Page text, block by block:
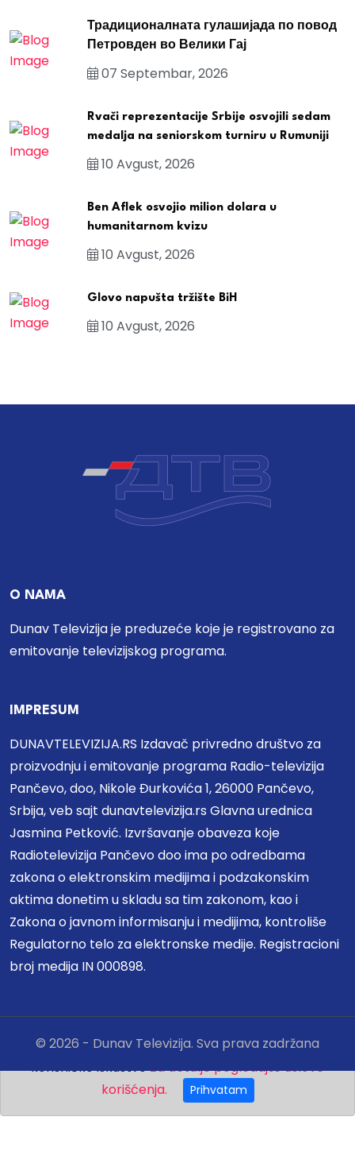
Традиционалната гулашијада по повод
Петровден во Велики Гај
07 Septembar, 2026
Rvači reprezentacije Srbije osvojili sedam
medalja na seniorskom turniru u Rumuniji
10 Avgust, 2026
Ben Aflek osvojio milion dolara u
humanitarnom kvizu
10 Avgust, 2026
Glovo napušta tržište BiH
10 Avgust, 2026
O NAMA
Dunav Televizija je preduzeće koje je registrovano za
emitovanje televizijskog programa.
IMPRESUM
DUNAVTELEVIZIJA.RS Izdavač privredno društvo za
proizvodnju i emitovanje programa Radio-televizija
Pančevo, doo, Nikole Đurkovića 1, 26000 Pančevo,
Srbija, veb sajt dunavtelevizija.rs Glavna urednica
Jasmina Petković. Izvršavanje obaveza koje
Radiotelevizija Pančevo doo ima po odredbama
zakona o elektronskim medijima i podzakonskim
aktima donetim u skladu sa tim zakonom, kao i
Zakona o javnom informisanju i medijima, kontroliše
Regulatorno telo za elektronske medije. Registracioni
broj medija IN 000898.
© 2026 - Dunav Televizija. Sva prava zadržana
🍪 Ovaj sajt koristi kolačiće da bi vam pružio bolje
korisničko iskustvoZa detalje pogledajte uslove
korišćenja.
Prihvatam